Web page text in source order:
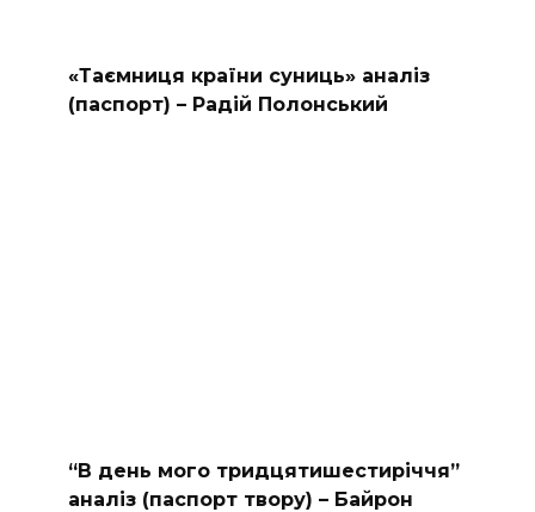
«Таємниця країни суниць» аналіз
(паспорт) – Радій Полонський
“В день мого тридцятишестиріччя”
аналіз (паспорт твору) – Байрон